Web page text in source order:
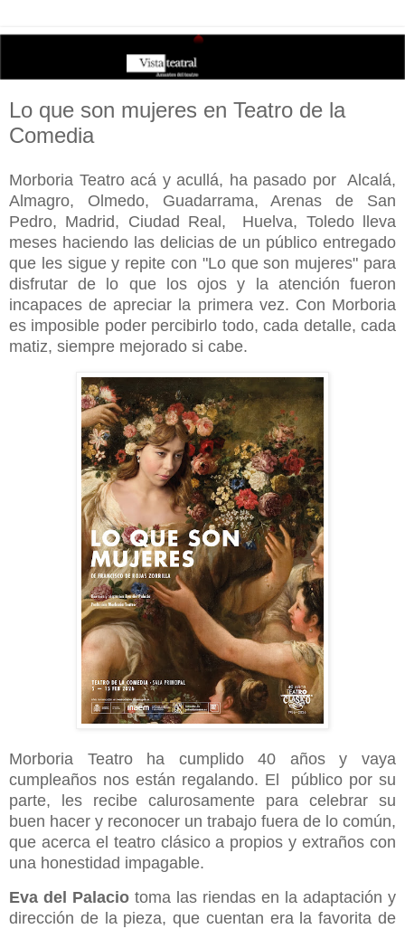
Lo que son mujeres en Teatro de la
Comedia
Morboria Teatro acá y acullá, ha pasado por Alcalá,
Almagro, Olmedo, Guadarrama, Arenas de San
Pedro, Madrid, Ciudad Real, Huelva, Toledo lleva
meses haciendo las delicias de un público entregado
que les sigue y repite con "Lo que son mujeres" para
disfrutar de lo que los ojos y la atención fueron
incapaces de apreciar la primera vez. Con Morboria
es imposible poder percibirlo todo, cada detalle, cada
matiz, siempre mejorado si cabe.
Morboria Teatro ha cumplido 40 años y vaya
cumpleaños nos están regalando. El público por su
parte, les recibe calurosamente para celebrar su
buen hacer y reconocer un trabajo fuera de lo común,
que acerca el teatro clásico a propios y extraños con
una honestidad impagable.
Eva del Palacio toma las riendas en la adaptación y
dirección de la pieza, que cuentan era la favorita de